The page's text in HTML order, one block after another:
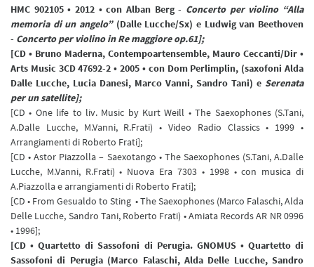
HMC 902105 • 2012 • con Alban Berg - Concerto per violino “Alla
memoria di un angelo”(Dalle Lucche/Sx) e Ludwig van Beethoven
- Concerto per violino in Re maggiore op.61];
[CD • Bruno Maderna, Contempoartensemble, Mauro Ceccanti/Dir •
Arts Music 3CD 47692-2 • 2005 • con Dom Perlimplin, (saxofoni Alda
Dalle Lucche, Lucia Danesi, Marco Vanni, Sandro Tani) e Serenata
per un satellite];
[CD • One life to liv. Music by Kurt Weill • The Saexophones (S.Tani,
A.Dalle Lucche, M.Vanni, R.Frati) • Video Radio Classics • 1999 •
Arrangiamenti di Roberto Frati];
[CD • Astor Piazzolla – Saexotango • The Saexophones (S.Tani, A.Dalle
Lucche, M.Vanni, R.Frati) • Nuova Era 7303 • 1998 • con musica di
A.Piazzolla e arrangiamenti di Roberto Frati];
[CD • From Gesualdo to Sting • The Saexophones (Marco Falaschi, Alda
Delle Lucche, Sandro Tani, Roberto Frati) • Amiata Records AR NR 0996
• 1996];
[CD • Quartetto di Sassofoni di Perugia. GNOMUS • Quartetto di
Sassofoni di Perugia (Marco Falaschi, Alda Delle Lucche, Sandro